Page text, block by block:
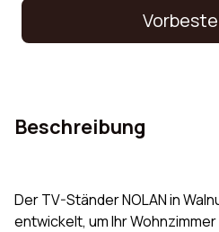
Beschreibung
Der TV-Ständer NOLAN in
entwickelt, um Ihr